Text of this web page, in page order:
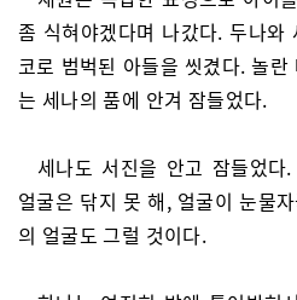
좀 식혀야겠다며 나갔다. 두나와
코로 범벅된 아들을 씻겼다. 놀
는 세나의 품에 안겨 잠들었다.
세나도 서진을 안고 잠들었다
얼굴은 닦지 못 해, 얼굴이 눈물
의 얼굴도 그럴 것이다.